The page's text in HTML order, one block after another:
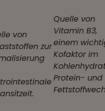
von
zur
Quelle von
Vitamin B3,
einem
Kofaktor im
Protein- und